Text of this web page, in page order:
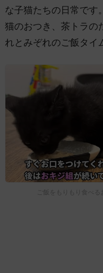
な子猫たちの日常です
猫のおつき、茶トラの
れとみぞれのご飯タイ
ご飯をもりもり食べ